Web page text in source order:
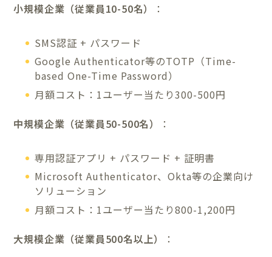
小規模企業（従業員10-50名） ：
SMS認証 + パスワード
Google Authenticator等のTOTP（Time-
based One-Time Password）
月額コスト：1ユーザー当たり300-500円
中規模企業（従業員50-500名）
：
専用認証アプリ + パスワード + 証明書
Microsoft Authenticator、Okta等の企業向け
ソリューション
月額コスト：1ユーザー当たり800-1,200円
大規模企業（従業員500名以上）
：